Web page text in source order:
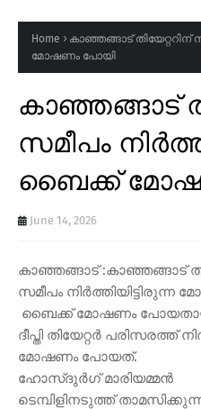
Home
കാഞ്ഞങ്ങാട് തിയേറ്ററിന്
മോഷണം പോയി
കാഞ്ഞങ്ങാട്
സമീപം
ബൈക്ക്
June 14, 2026
കാഞ്ഞങ്ങാട് :കാഞ്ഞങ്ങാട്
സമീപം നിർത്തിയിട്ടിരുന്ന
ബൈക്ക് മോഷണം
ദീപ്തി തിയേറ്റർ പരിസരത്ത്
മോഷണം പോയത്.
ഹോസ്ദുർഗ് മാരിയമ്മൻ
ടെമ്പിളിനടുത്ത്